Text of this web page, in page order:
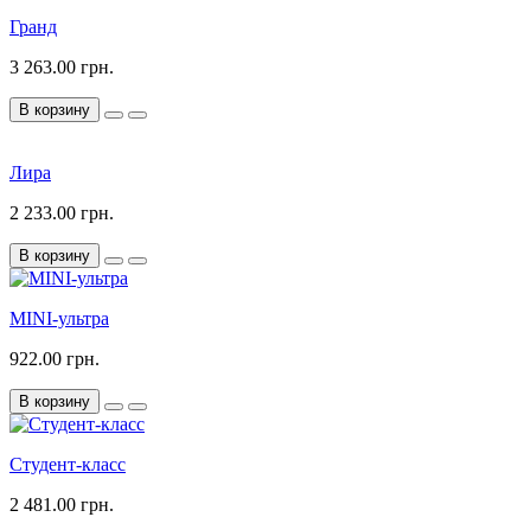
Гранд
3 263.00 грн.
В корзину
Лира
2 233.00 грн.
В корзину
MINI-ультра
922.00 грн.
В корзину
Студент-класс
2 481.00 грн.